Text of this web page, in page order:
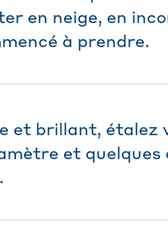
en neige, en
à prendre.
et brillant, étalez
et quelques
.